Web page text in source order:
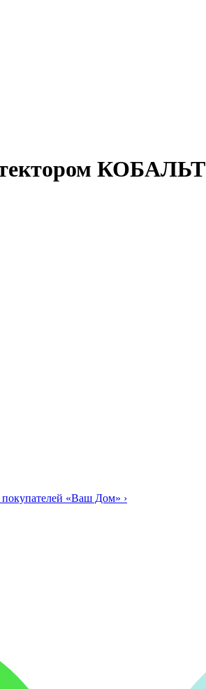
КОБАЛЬТ
«Ваш Дом» ›